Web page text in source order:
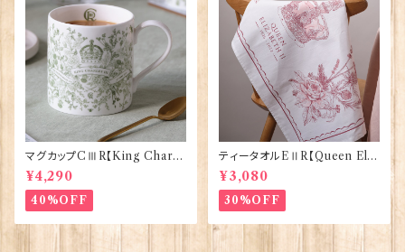
マグカップCⅢR【King Charle
sⅢ Coronation】Victoria E
ggs 50127
¥4,290
40%OFF
ティータオルEⅡR【Queen Eliz
abethⅡ Commemorative】V
ictoria Eggs 50128
¥3,080
30%OFF